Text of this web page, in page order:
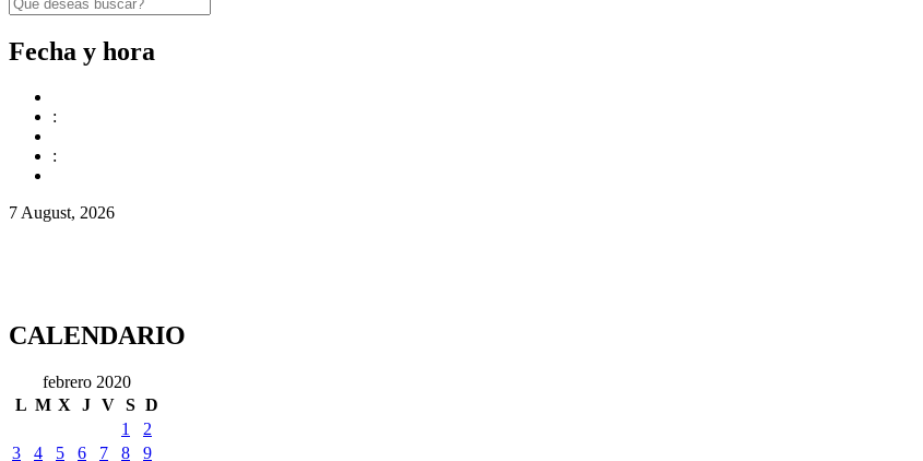
Fecha y hora
:
:
7 August, 2026
CALENDARIO
febrero 2020
L M X J V S D
1
2
3
4 5 6 7 8 9